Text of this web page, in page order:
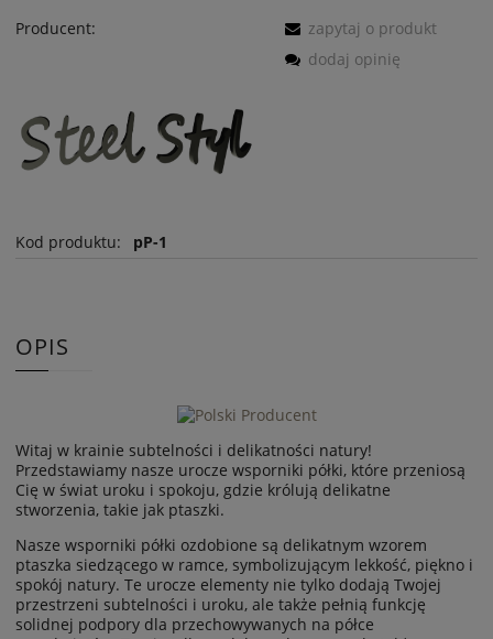
Producent:
Kod produktu: pP-1
zapytaj o produkt
dodaj opinię
OPIS
Witaj w krainie subtelności i delikatności natury!
Przedstawiamy nasze urocze wsporniki półki, które przeniosą
Cię w świat uroku i spokoju, gdzie królują delikatne
stworzenia, takie jak ptaszki.
Nasze wsporniki półki ozdobione są delikatnym wzorem
ptaszka siedzącego w ramce, symbolizującym lekkość, piękno i
spokój natury. Te urocze elementy nie tylko dodają Twojej
przestrzeni subtelności i uroku, ale także pełnią funkcję
solidnej podpory dla przechowywanych na półce